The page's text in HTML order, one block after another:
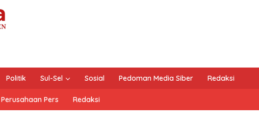
Politik Sul-Sel Sosial Pedoman Media Siber Redaksi
Pers Redaksi